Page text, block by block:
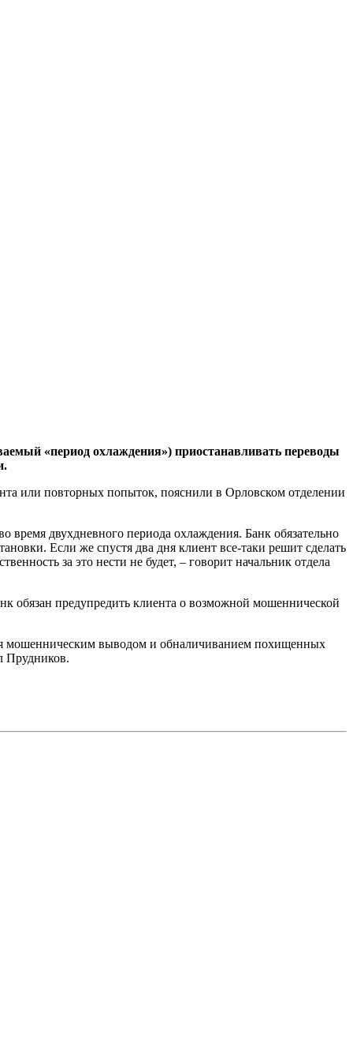
«период охлаждения») приостанавливать переводы
или повторных попыток, пояснили в Орловском отделении
время двухдневного периода охлаждения. Банк обязательно
Если же спустя два дня клиент все-таки решит сделать
за это нести не будет, – говорит начальник отдела
обязан предупредить клиента о возможной мошеннической
мошенническим выводом и обналичиванием похищенных
Прудников.